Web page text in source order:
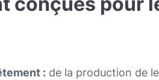
: de la production de